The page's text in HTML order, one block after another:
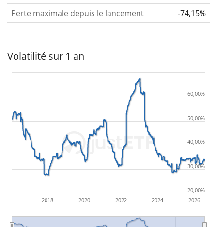
Perte maximale depuis le lancement
-74,15%
Volatilité sur 1 an
2018 2020 2022 2024 2026
20,00%
30,00%
40,00%
50,00%
60,00%